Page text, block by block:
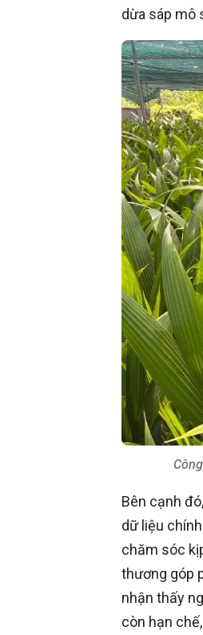
dừa sáp mô
Bên cạnh
dữ liệu
chăm sóc
thương góp
nhận thấy
còn hạn